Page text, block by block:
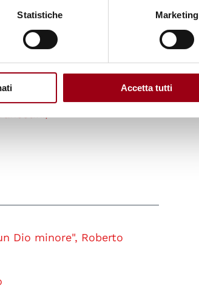
Statistiche Marketing
Accetta tutti
e reportage con
e la Provincia di Modena
il Corriere della Sera,
Dio minore", Roberto